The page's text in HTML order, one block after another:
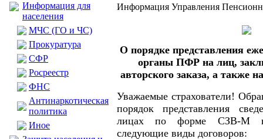
Информация для
населения
МЧС (ГО и ЧС)
Прокуратура
CФР
Росреестр
ФНС
Антинаркотическая
политика
Иное
Информация Управления
О порядке представления
органы ПФР на лиц,
авторского заказа, а также
Уважаемые страхователи!
порядок представления
лицах по форме СЗВ-М
следующие виды договоров: